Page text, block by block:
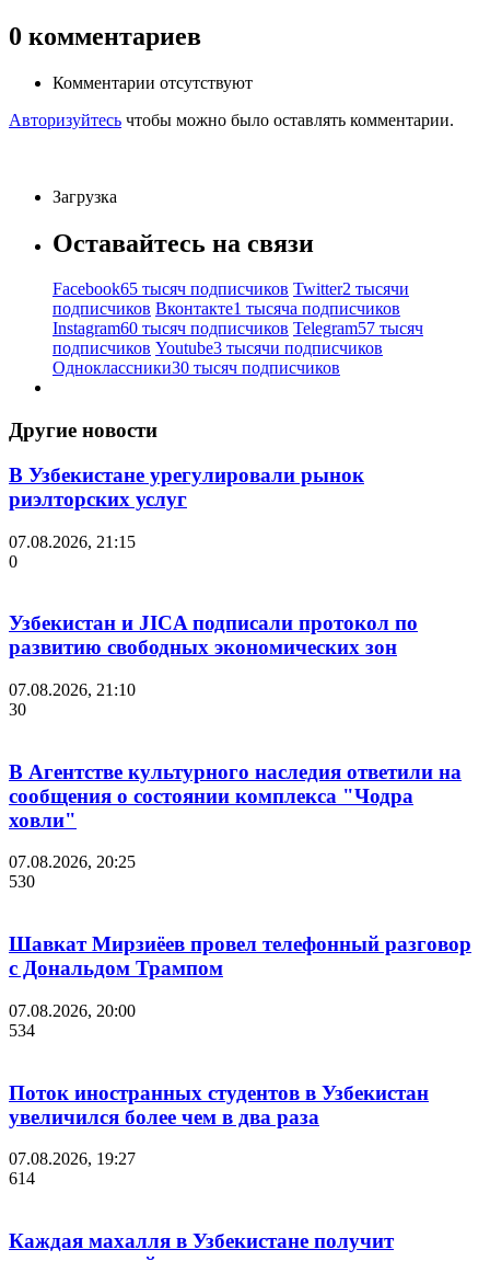
0 комментариев
Комментарии отсутствуют
Авторизуйтесь чтобы можно было оставлять комментарии.
Загрузка
Оставайтесь на связи
Facebook65 тысяч подписчиков Twitter2 тысячи
подписчиков Вконтакте1 тысяча подписчиков
Instagram60 тысяч подписчиков Telegram57 тысяч
подписчиков Youtube3 тысячи подписчиков
Одноклассники30 тысяч подписчиков
Другие новости
В Узбекистане урегулировали рынок
риэлторских услуг
07.08.2026, 21:15
0
Узбекистан и JICA подписали протокол по
развитию свободных экономических зон
07.08.2026, 21:10
30
В Агентстве культурного наследия ответили на
сообщения о состоянии комплекса "Чодра
ховли"
07.08.2026, 20:25
530
Шавкат Мирзиёев провел телефонный разговор
с Дональдом Трампом
07.08.2026, 20:00
534
Поток иностранных студентов в Узбекистан
увеличился более чем в два раза
07.08.2026, 19:27
614
Каждая махалля в Узбекистане получит